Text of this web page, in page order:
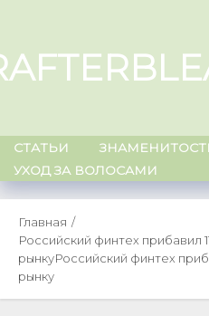
content
СТАТЬИ
УХОД ЗА ВОЛОСАМИ
Главная
Российский финтех прибавил
рынкуРоссийский финтех
рынку